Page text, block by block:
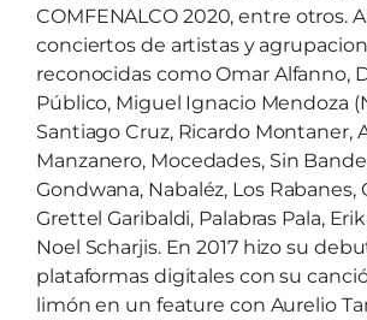
COMFENALCO 2020, entre otros.
conciertos de artistas y
reconocidas como Omar Alfanno,
Público, Miguel Ignacio Mendoza
Santiago Cruz, Ricardo Montaner,
Manzanero, Mocedades, Sin
Gondwana, Nabaléz, Los Rabanes,
Grettel Garibaldi, Palabras Pala,
Noel Scharjis. En 2017 hizo su
plataformas digitales con su
limón en un feature con Aurelio